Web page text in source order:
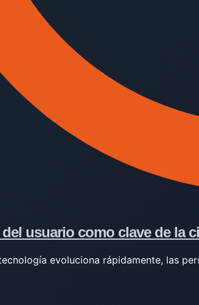
usuario como clave de la
evoluciona rápidamente, las